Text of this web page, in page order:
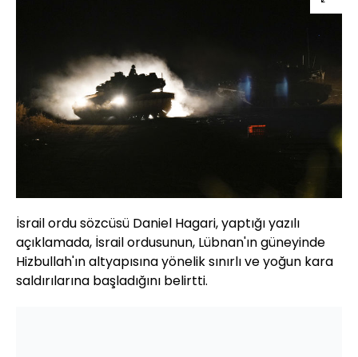
İsrail ordu sözcüsü Daniel Hagari, yaptığı yazılı
açıklamada, İsrail ordusunun, Lübnan'ın güneyinde
Hizbullah'ın altyapısına yönelik sınırlı ve yoğun kara
saldırılarına başladığını belirtti.